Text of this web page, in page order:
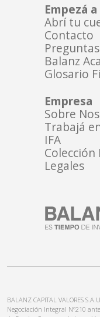
Empezá
Abrí tu
Contacto
Balanz
Glosario
Empresa
Sobre
Trabajá
IFA
Colección
Legales
BALANZ CAPITAL VALORES
Negociación Integral N°210